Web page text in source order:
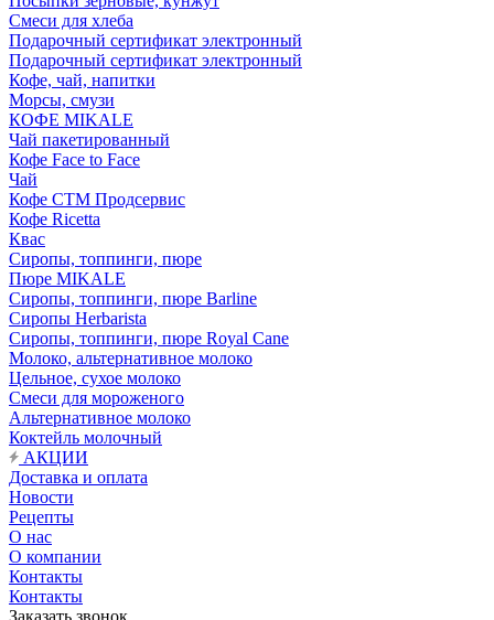
Смеси для хлеба
Подарочный сертификат электронный
Подарочный сертификат электронный
Кофе, чай, напитки
Морсы, смузи
КОФЕ MIKALE
Чай пакетированный
Кофе Face to Face
Чай
Кофе СТМ Продсервис
Кофе Ricetta
Квас
Сиропы, топпинги, пюре
Пюре MIKALE
Сиропы, топпинги, пюре Barline
Сиропы Herbarista
Сиропы, топпинги, пюре Royal Cane
Молоко, альтернативное молоко
Цельное, сухое молоко
Смеси для мороженого
Альтернативное молоко
Коктейль молочный
АКЦИИ
Доставка и оплата
Новости
Рецепты
О нас
О компании
Контакты
Контакты
Заказать звонок